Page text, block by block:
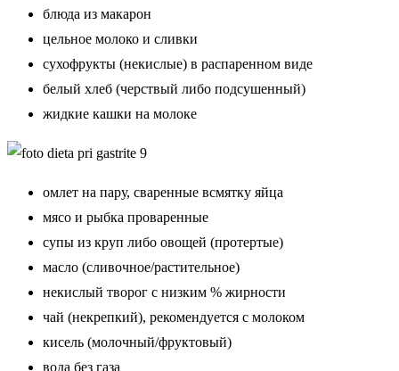
блюда из макарон
цельное молоко и сливки
сухофрукты (некислые) в распаренном виде
белый хлеб (черствый либо подсушенный)
жидкие кашки на молоке
омлет на пару, сваренные всмятку яйца
мясо и рыбка проваренные
супы из круп либо овощей (протертые)
масло (сливочное/растительное)
некислый творог с низким % жирности
чай (некрепкий), рекомендуется с молоком
кисель (молочный/фруктовый)
вода без газа